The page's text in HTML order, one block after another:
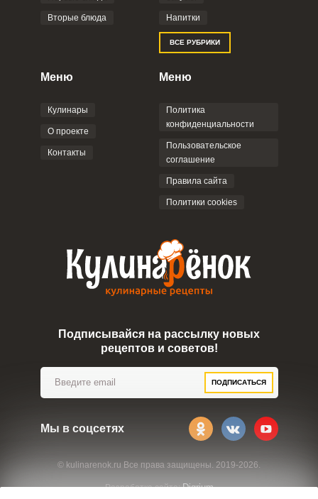
Отправляя эту форму, вы соглашаетесь с
Политикой
Пользовательским
соглашением
© kulinarenok.ru Все права защищены. 2019-2026.
Разработка сайта:Digrium
Вторые блюда Напитки
ВСЕ РУБРИКИ
Меню
Кулинары
О проекте
Контакты
Меню
Политика
конфиденциальности
Пользовательское
соглашение
Правила сайта
Политики cookies
Подписывайся на рассылку новых
рецептов и советов!
ПОДПИСАТЬСЯ
Мы в соцсетях